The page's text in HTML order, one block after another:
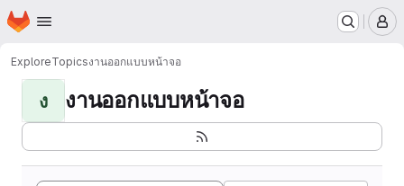
Skip to main content
Homepage
ExploreTopicsงานออกแบบหน้าจอ
ง งานออกแบบหน้าจอ